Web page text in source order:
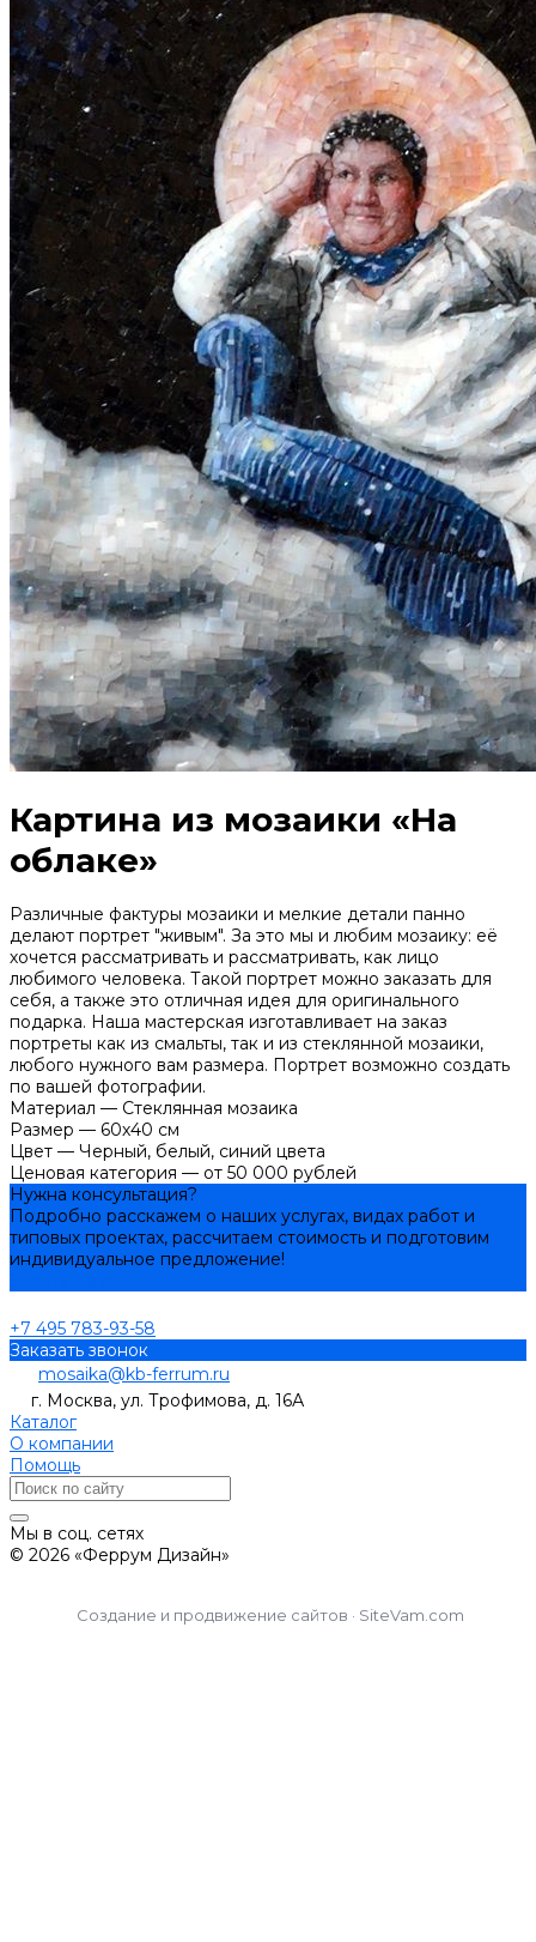
Картина из мозаики «На
облаке»
Различные фактуры мозаики и мелкие детали панно
делают портрет "живым". За это мы и любим мозаику: её
хочется рассматривать и рассматривать, как лицо
любимого человека. Такой портрет можно заказать для
себя, а также это отличная идея для оригинального
подарка. Наша мастерская изготавливает на заказ
портреты как из смальты, так и из стеклянной мозаики,
любого нужного вам размера. Портрет возможно создать
по вашей фотографии.
Материал — Стеклянная мозаика
Размер — 60х40 см
Цвет — Черный, белый, синий цвета
Ценовая категория — от 50 000 рублей
Нужна консультация?
Подробно расскажем о наших услугах, видах работ и
типовых проектах, рассчитаем стоимость и подготовим
индивидуальное предложение!
+7 495 783-93-58
Заказать звонок
mosaika@kb-ferrum.ru
г. Москва, ул. Трофимова, д. 16А
Каталог
О компании
Помощь
Мы в соц. сетях
© 2026 «Феррум Дизайн»
Создание и продвижение сайтов · SiteVam.com